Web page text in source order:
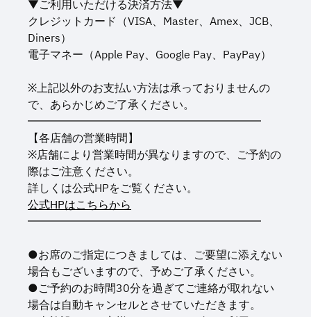
▼ご利用いただける決済方法▼
クレジットカード（VISA、Master、Amex、JCB、
Diners）
電子マネー（Apple Pay、Google Pay、PayPay）
※上記以外のお支払い方法は承っておりませんの
で、あらかじめご了承ください。
━━━━━━━━━━━━━━━━━━━━━
【各店舗の営業時間】
※店舗により営業時間が異なりますので、ご予約の
際はご注意ください。
詳しくは公式HPをご覧ください。
公式HPはこちらから
━━━━━━━━━━━━━━━━━━━━━
●お席のご指定につきましては、ご要望に添えない
場合もございますので、予めご了承ください。
●ご予約のお時間30分を過ぎてご連絡が取れない
場合は自動キャンセルとさせていただきます。